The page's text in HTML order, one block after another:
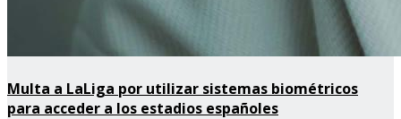
Multa a LaLiga por utilizar sistemas biométricos
para acceder a los estadios españoles